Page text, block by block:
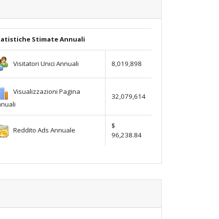
Stimate Annuali
Visitatori Unici Annuali 8,019,898
Visualizzazioni Pagina
32,079,614
Reddito Ads Annuale
$
96,238.84